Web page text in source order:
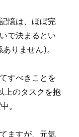
憶は、ほぼ完
で決まるとい
りません)。
すべきことを
上のタスクを抱
。
ますが、元気